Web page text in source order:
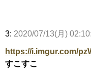
3: 2020/07/13(月)
https://i.imgur.com/
すこすこ